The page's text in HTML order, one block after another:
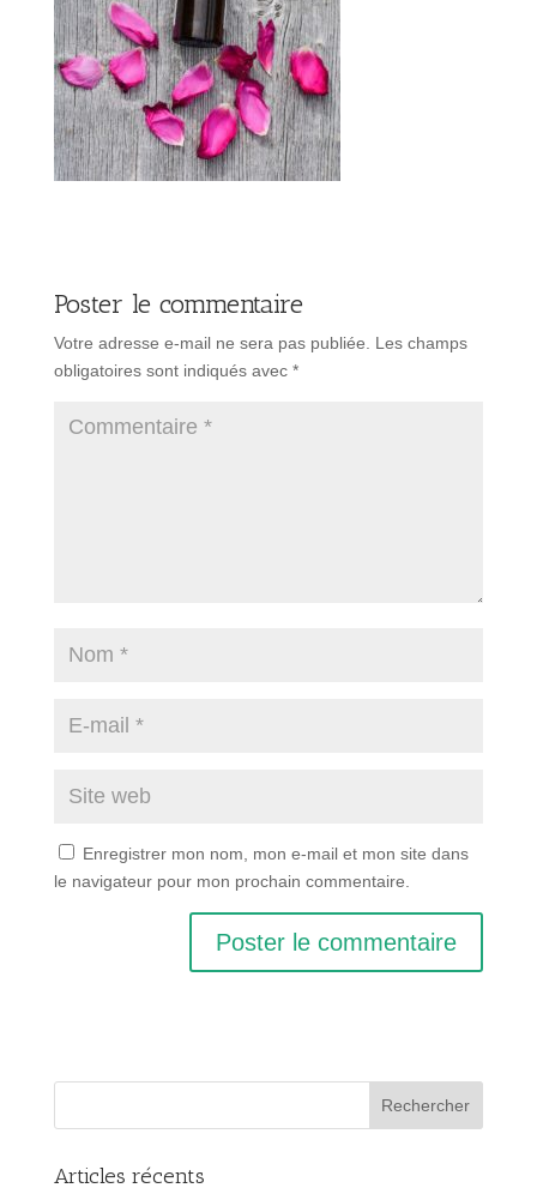
Poster le commentaire
Votre adresse e-mail ne sera pas publiée.
Les champs
obligatoires sont indiqués avec *
Enregistrer mon nom, mon e-mail et mon site dans
le navigateur pour mon prochain commentaire.
Articles récents